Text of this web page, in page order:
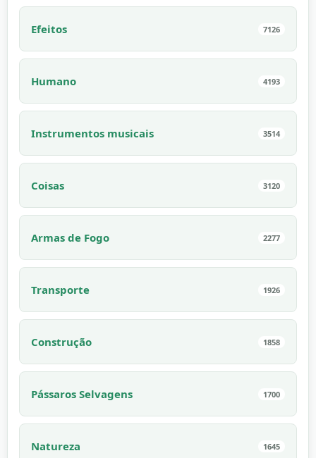
Efeitos 7126
Humano 4193
Instrumentos musicais 3514
Coisas 3120
Armas de Fogo 2277
Transporte 1926
Construção 1858
Pássaros Selvagens 1700
Natureza 1645